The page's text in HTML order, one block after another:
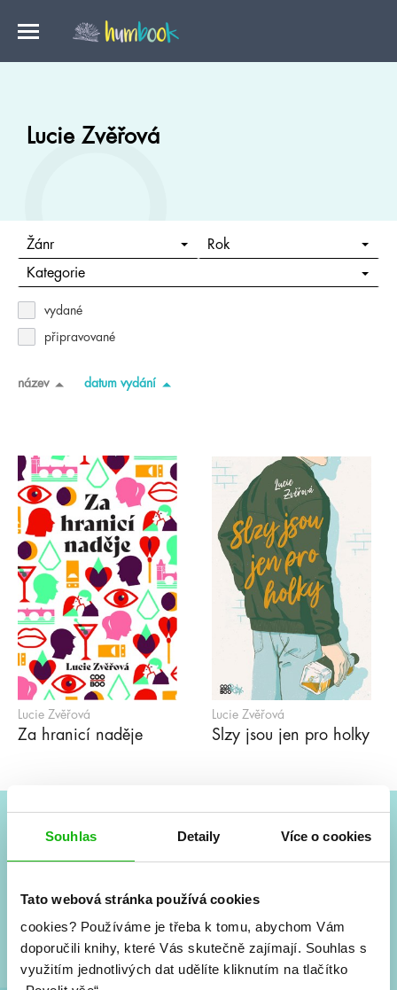
Souhlas Detaily Více o cookies
Tato webová stránka používá cookies
cookies? Používáme je třeba k tomu, abychom Vám
doporučili knihy, které Vás skutečně zajímají. Souhlas s
využitím jednotlivých dat udělíte kliknutím na tlačítko
Lucie Zvěřová
Žánr Rok
Kategorie
vydané
připravované
název datum vydání
Lucie Zvěřová
Za hranicí naděje
Lucie Zvěřová
Slzy jsou jen pro holky
#HumbookNews
Nové knihy, co se chystá, kvízy, soutěže, autoři, filmové
a seriálové adaptace a další.